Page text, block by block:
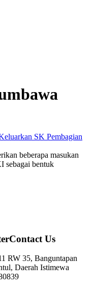
SK Pembagian
beberapa masukan
sebagai bentuk
Us
RW 35, Banguntapan
Daerah Istimewa